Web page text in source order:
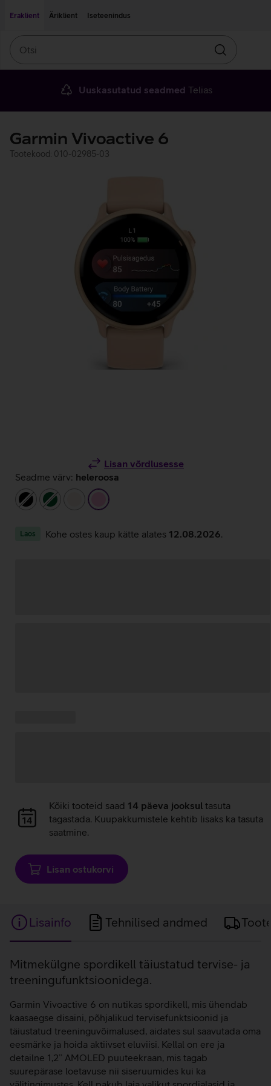
Eraklient
Äriklient Iseteenindus
Otsin
Uuskasutatud seadmed Telias
Garmin Vivoactive 6
Tootekood: 010-02985-03
Lisan võrdlusesse
Seadme värv: heleroosa
musttumeroheline
beež heleroosa
Laos Kohe ostes kaup kätte alates 12.08.2026
Andmete
laadimine
Kõiki tooteid saad 14 päeva jooksul tasuta
tagastada. Kuupakkumistele kehtib lisaks ka tasuta
saatmine.
Lisan ostukorvi
Lisainfo Tehnilised andmed
Lisainfo
Mitmekülgne spordikell täiustatud tervise- ja
treeningufunktsioonidega.
Garmin Vivoactive 6 on nutikas spordikell, mis ühendab
kaasaegse disaini, põhjalikud tervisefunktsioonid ja
täiustatud treeninguvõimalused, aidates sul saavutada oma
eesmärke ja hoida aktiivset eluviisi. Kellal on ere ja
detailne 1,2’’ AMOLED puuteekraan, mis tagab
suurepärase loetavuse nii siseruumides kui ka